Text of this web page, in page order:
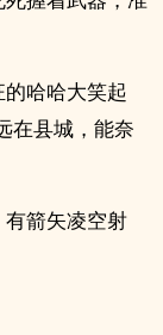
哈哈大笑起
在县城，能奈
箭矢凌空射